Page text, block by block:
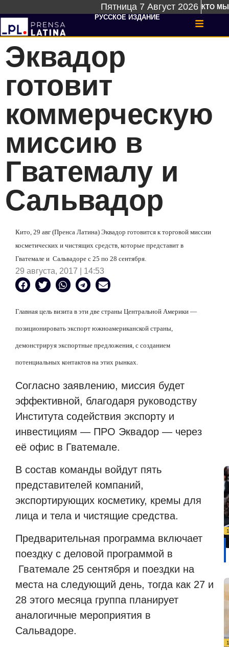
Пятница 7 Август 2026 КТО МЫ
РУССКОЕ ИЗДАНИЕ
Эквадор
готовит
коммерческую
миссию в
Гватемалу и
Сальвадор
Кито, 29 авг (Пренса Латина) Эквадор готовится к торговой миссии
косметических и чистящих средств, которые представит в
Гватемале и Сальвадоре с 25 по 28 сентября.
29 августа, 2017 | 14:53
Главная цель визита в эти две страны Центральной Америки —
позиционировать экспорт южноамериканской страны,
демонстрируя экспортные предложения, с созданием
потенциальных контактов на этих рынках.
Согласно заявлению, миссия будет
эффективной, благодаря руководству
Института содействия экспорту и
инвестициям — ПРО Эквадор — через
её офис в Гватемале.
В состав команды войдут пять
представителей компаний,
экспортирующих косметику, кремы для
лица и тела и чистящие средства.
Предварительная программа включает
поездку с деловой программой в
Гватемале 25 сентября и поездки на
места на следующий день, тогда как 27 и
28 этого месяца группа планирует
аналогичные мероприятия в
Сальвадоре.